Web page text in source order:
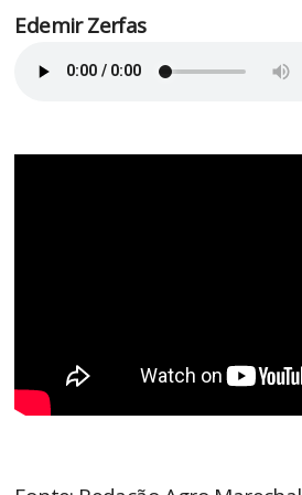
Edemir Zerfas